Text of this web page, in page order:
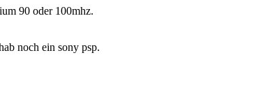
90 oder 100mhz.
noch ein sony psp.